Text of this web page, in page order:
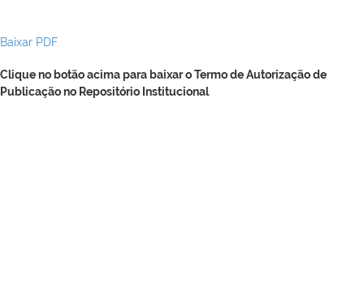
Baixar PDF
Clique no botão acima para baixar o Termo de Autorização de
Publicação no Repositório Institucional